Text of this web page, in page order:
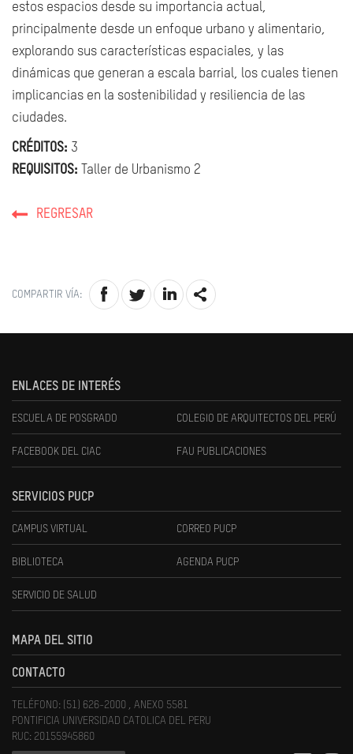
estos espacios desde su importancia actual,
principalmente desde un enfoque urbano y alimentario,
explorando sus características espaciales, y las
dinámicas que generan a escala barrial, los cuales tienen
implicancias en la sostenibilidad y resiliencia de las
ciudades.
CRÉDITOS: 3
REQUISITOS: Taller de Urbanismo 2
REGRESAR
COMPARTIR VÍA:
ENLACES DE INTERÉS
ESCUELA DE POSGRADO COLEGIO DE ARQUITECTOS DEL PERÚ
FACEBOOK DEL CIAC FAU PUBLICACIONES
SERVICIOS PUCP
CAMPUS VIRTUAL CORREO PUCP
BIBLIOTECA AGENDA PUCP
SERVICIO DE SALUD
MAPA DEL SITIO
CONTACTO
TELÉFONO: (51) 626-2000 , ANEXO 5581
PONTIFICIA UNIVERSIDAD CATOLICA DEL PERU
RUC: 20155945860